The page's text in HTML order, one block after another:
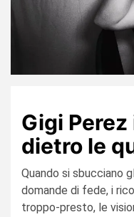
Gigi
dietro le
Quando si sbucciano
domande di fede, i
troppo-presto, le